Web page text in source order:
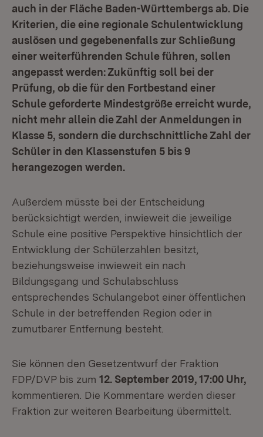
auch in der Fläche Baden-Württembergs ab. Die
Kriterien, die eine regionale Schulentwicklung
auslösen und gegebenenfalls zur Schließung
einer weiterführenden Schule führen, sollen
angepasst werden: Zukünftig soll bei der
Prüfung, ob die für den Fortbestand einer
Schule geforderte Mindestgröße erreicht wurde,
nicht mehr allein die Zahl der Anmeldungen in
Klasse 5, sondern die durchschnittliche Zahl der
Schüler in den Klassenstufen 5 bis 9
herangezogen werden.
Außerdem müsste bei der Entscheidung
berücksichtigt werden, inwieweit die jeweilige
Schule eine positive Perspektive hinsichtlich der
Entwicklung der Schülerzahlen besitzt,
beziehungsweise inwieweit ein nach
Bildungsgang und Schulabschluss
entsprechendes Schulangebot einer öffentlichen
Schule in der betreffenden Region oder in
zumutbarer Entfernung besteht.
Sie können den Gesetzentwurf der Fraktion
FDP/DVP bis zum 12. September 2019, 17:00 Uhr,
kommentieren. Die Kommentare werden dieser
Fraktion zur weiteren Bearbeitung übermittelt.